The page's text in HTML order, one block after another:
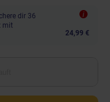
dir 36
mit
24,99 €